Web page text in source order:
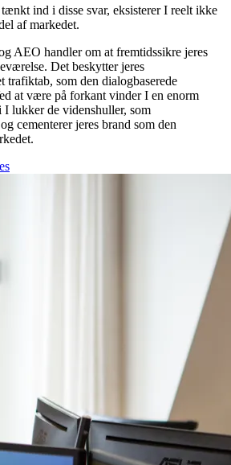
ind i disse svar, eksisterer I reelt ikke
af markedet.
AEO handler om at fremtidssikre jeres
Det beskytter jeres
trafiktab, som den dialogbaserede
at være på forkant vinder I en enorm
lukker de videnshuller, som
cementerer jeres brand som den